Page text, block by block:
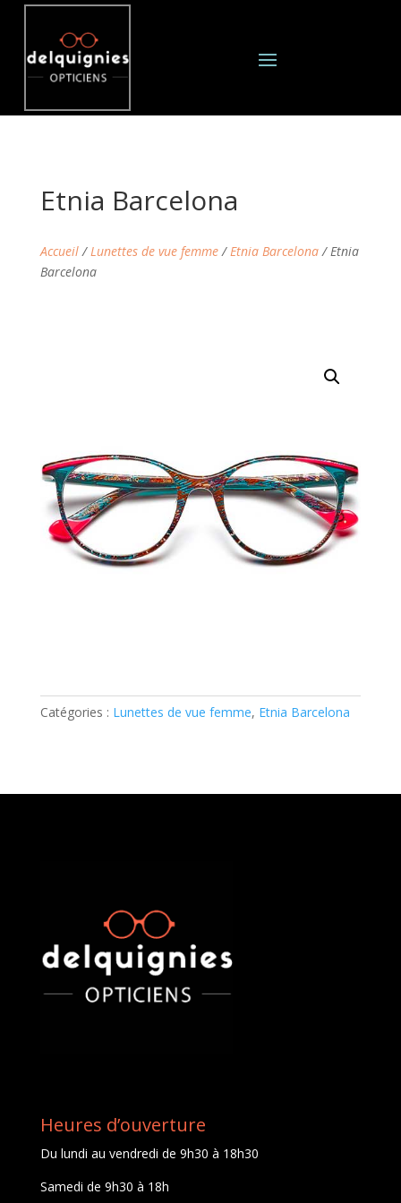
Etnia Barcelona
Accueil/Lunettes de vue femme/Etnia Barcelona/ Etnia
Barcelona
Catégories : Lunettes de vue femme, Etnia Barcelona
Heures d’ouverture
Du lundi au vendredi de 9h30 à 18h30
Samedi de 9h30 à 18h